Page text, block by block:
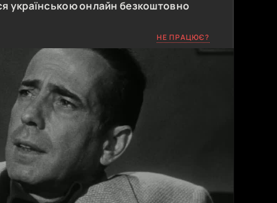
українською онлайн безкоштовно
НЕ ПРАЦЮЄ?